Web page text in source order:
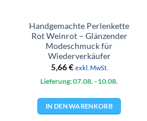
Handgemachte Perlenkette
Rot Weinrot – Glänzender
Modeschmuck für
Wiederverkäufer
5,66€ exkl. MwSt.
Lieferung: 07.08. - 10.08.
IN DEN WARENKORB